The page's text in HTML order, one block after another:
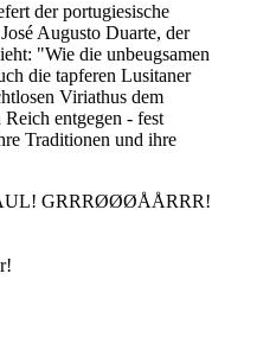
der portugiesische
Augusto Duarte, der
"Wie die unbeugsamen
die tapferen Lusitaner
Viriathus dem
entgegen - fest
Traditionen und ihre
GRRRØØØÅÅRRR!